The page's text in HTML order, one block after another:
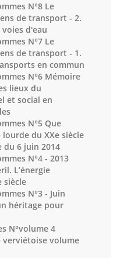
N°8 Le
de transport - 2.
d'eau
N°7 Le
de transport - 1.
en commun
N°6 Mémoire
lieux du
et social en
N°5 Que
du XXe siècle
du 6 juin 2014
N°4 - 2013
L’énergie
siècle
N°3 - Juin
héritage pour
N°volume 4
verviétoise volume